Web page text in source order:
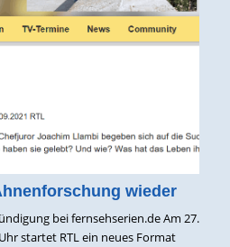
wieder
bei fernsehserien.de Am 27.
startet RTL ein neues Format